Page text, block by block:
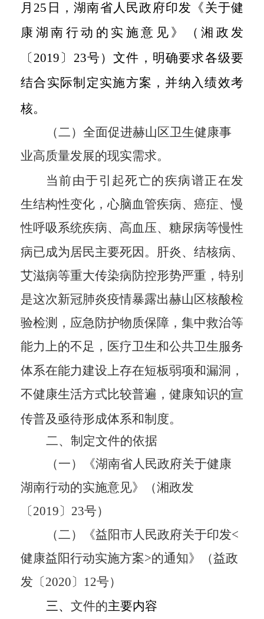
月25日，湖南省人民政府印发《关于健
康湖南行动的实施意见》（湘政发
〔2019〕23号）文件，明确要求各级要
结合实际制定实施方案，并纳入绩效考
核。
（二）全面促进赫山区卫生健康事
业高质量发展的现实需求。
当前由于引起死亡的疾病谱正在发
生结构性变化，心脑血管疾病、癌症、慢
性呼吸系统疾病、高血压、糖尿病等慢性
病已成为居民主要死因。肝炎、结核病、
艾滋病等重大传染病防控形势严重，特别
是这次新冠肺炎疫情暴露出赫山区核酸检
验检测，应急防护物质保障，集中救治等
能力上的不足，医疗卫生和公共卫生服务
体系在能力建设上存在短板弱项和漏洞，
不健康生活方式比较普遍，健康知识的宣
传普及亟待形成体系和制度。
二、 制定文件的依据
（一）
《湖南省人民政府关于健康
湖南行动的实施意见》（湘政发
〔2019〕23号）
（二） 《益阳市人民政府关于印发<
健康益阳行动实施方案>的通知》（益政
发〔2020〕12号）
三、 文件的主要内容